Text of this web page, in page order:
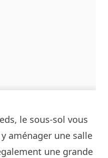
le sous-sol vous
aménager une salle
une grande